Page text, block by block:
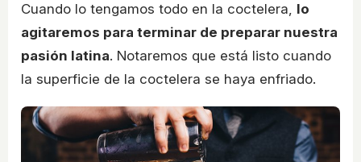
Cuando lo tengamos todo en la coctelera, lo
agitaremos para terminar de preparar nuestra
pasión latina. Notaremos que está listo cuando
la superficie de la coctelera se haya enfriado.